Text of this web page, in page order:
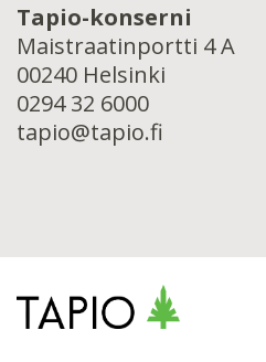
Tapio-konserni
Maistraatinportti 4 A
00240 Helsinki
0294 32 6000
tapio@tapio.fi